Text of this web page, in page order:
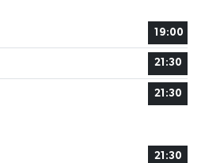
19:00
21:30
21:30
21:30